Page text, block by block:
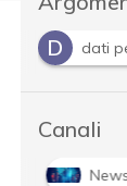
dati
Canali